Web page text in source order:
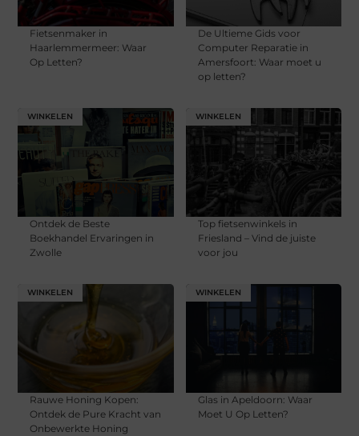
Fietsenmaker in
Haarlemmermeer: Waar
Op Letten?
De Ultieme Gids voor
Computer Reparatie in
Amersfoort: Waar moet u
op letten?
WINKELEN
Ontdek de Beste
Boekhandel Ervaringen in
Zwolle
WINKELEN
Top fietsenwinkels in
Friesland – Vind de juiste
voor jou
WINKELEN
Rauwe Honing Kopen:
Ontdek de Pure Kracht van
Onbewerkte Honing
WINKELEN
Glas in Apeldoorn: Waar
Moet U Op Letten?